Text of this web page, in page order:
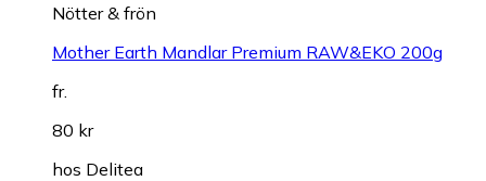
Nötter & frön
Mother Earth Mandlar Premium RAW&EKO 200g
fr.
80 kr
hos Delitea